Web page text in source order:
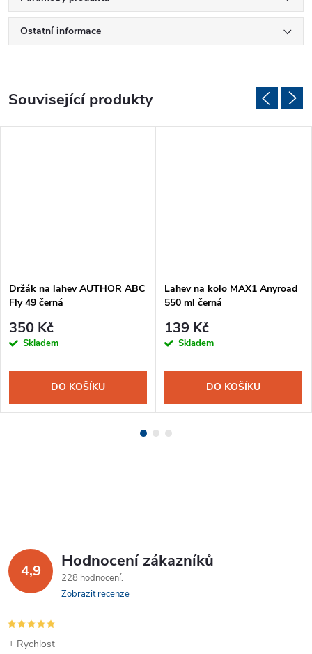
Ostatní informace
Související produkty
Držák na lahev AUTHOR ABC
Fly 49 černá
350 Kč
Skladem
DO KOŠÍKU
Lahev na kolo MAX1 Anyroad
550 ml černá
139 Kč
Skladem
DO KOŠÍKU
4,9 Hodnocení zákazníků
228 hodnocení
Zobrazit recenze
+ Rychlost